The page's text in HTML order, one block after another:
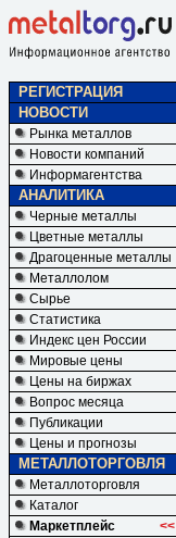
РЕГИСТРАЦИЯ
НОВОСТИ
Рынка металлов
Новости компаний
Информагентства
АНАЛИТИКА
Черные металлы
Цветные металлы
Драгоценные металлы
Металлолом
Сырье
Статистика
Индекс цен России
Мировые цены
Цены на биржах
Вопрос месяца
Публикации
Цены и прогнозы
МЕТАЛЛОТОРГОВЛЯ
Металлоторговля
Каталог
Маркетплейс
<<